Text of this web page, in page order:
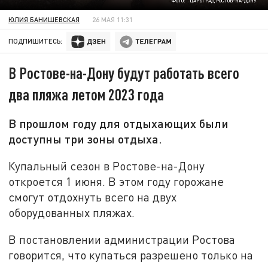
ЮЛИЯ БАНИШЕВСКАЯ 26 МАЯ 11:31
ПОДПИШИТЕСЬ:
В Ростове-на-Дону будут работать всего
два пляжа летом 2023 года
В прошлом году для отдыхающих были
доступны три зоны отдыха.
Купальный сезон в Ростове-на-Дону
откроется 1 июня. В этом году горожане
смогут отдохнуть всего на двух
оборудованных пляжах.
В постановлении администрации Ростова
говорится, что купаться разрешено только на